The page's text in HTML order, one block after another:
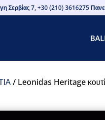
Σερβίας 7, +30 (210) 3616275
/ Leonidas Heritage